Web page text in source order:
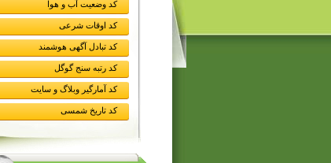
کد وضعیت آب و هوا
کد اوقات شرعی
کد تبادل آگهی هوشمند
کد رتبه سنج گوگل
کد آمارگیر وبلاگ و سایت
کد تاریخ شمسی